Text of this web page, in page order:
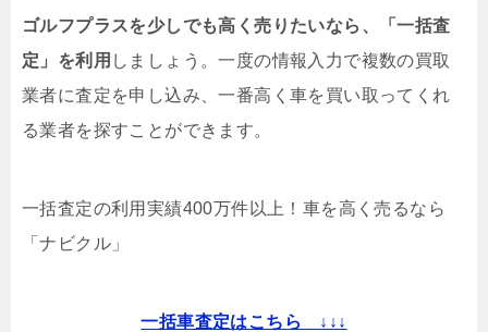
ゴルフプラスを少しでも高く売りたいなら、「一括査
定」を利用 しましょう。一度の情報入力で複数の買取
業者に査定を申し込み、一番高く車を買い取ってくれ
る業者を探すことができます。
一括査定の利用実績400万件以上！ 車を高く売るなら
「ナビクル」
一括車査定はこちら ↓↓↓